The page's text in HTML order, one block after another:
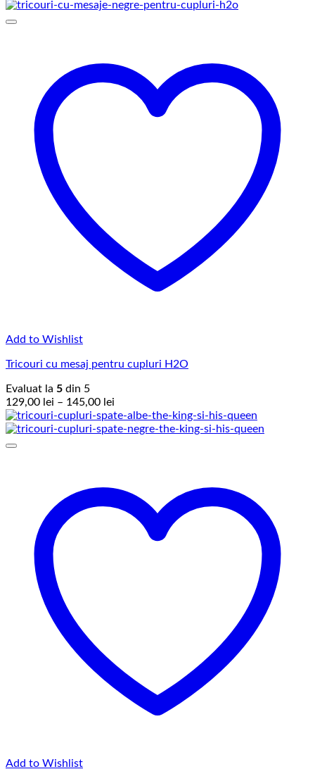
prețuri:
Add to Wishlist
Tricouri cu mesaj pentru cupluri H2O
Evaluat la 5 din 5
129,00 lei – 145,00 lei
de
prețuri:
Add to Wishlist